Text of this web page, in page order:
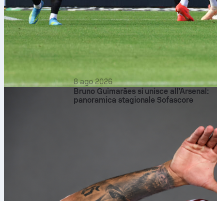
8 ago 2026
Bruno Guimarães si unisce all’Arsenal:
panoramica stagionale Sofascore